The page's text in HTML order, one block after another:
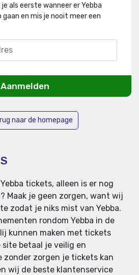
als eerste wanneer er Yebba
en mis je nooit meer een
Aanmelden
naar de homepage
tickets, alleen is er nog
Maak je geen zorgen, want wij
zodat je niks mist van Yebba.
rondom Yebba in de
kunnen maken met tickets
site betaal je veilig en
zonder zorgen je tickets kan
wij de beste klantenservice